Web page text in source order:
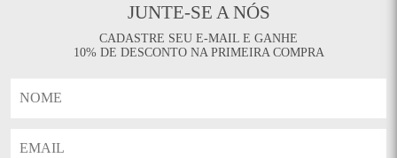
JUNTE-SE A NÓS
CADASTRE SEU E-MAIL E GANHE
10% DE DESCONTO NA PRIMEIRA COMPRA